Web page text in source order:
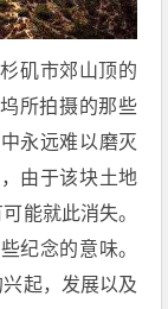
矶市郊山顶的
所拍摄的那些
永远难以磨灭
由于该块土地
能就此消失。
纪念的意味。
起，发展以及